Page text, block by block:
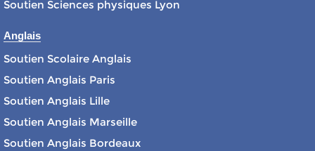
Soutien Sciences physiques Lyon
Anglais
Soutien Scolaire Anglais
Soutien Anglais Paris
Soutien Anglais Lille
Soutien Anglais Marseille
Soutien Anglais Bordeaux